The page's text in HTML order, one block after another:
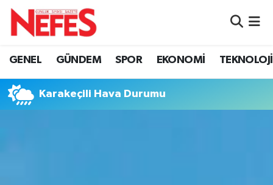
GENEL GÜNDEM SPOR EKONOMİ TEKNOLOJİ
Karakeçili Hava Durumu
Hava Durumu
Namaz Vakitleri